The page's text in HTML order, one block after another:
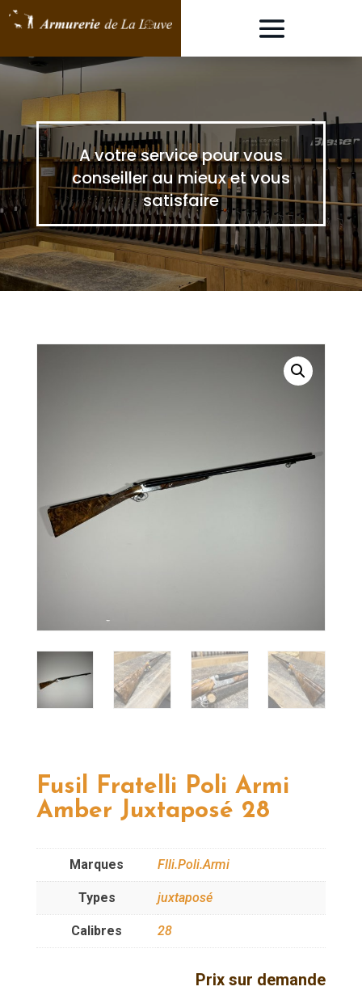
A votre service pour vous
conseiller au mieux et vous
satisfaire
Fusil Fratelli Poli Armi
Amber Juxtaposé 28
Marques Flli.Poli.Armi
Types juxtaposé
Calibres 28
Prix sur demande